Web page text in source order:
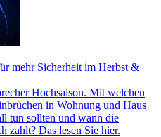
mehr Sicherheit im Herbst &
Hochsaison. Mit welchen
in Wohnung und Haus
tun sollten und wann die
zahlt? Das lesen Sie hier.